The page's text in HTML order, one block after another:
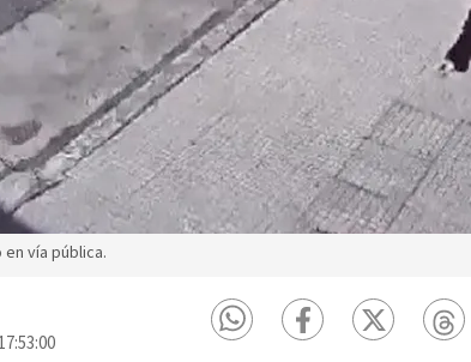
vía pública.